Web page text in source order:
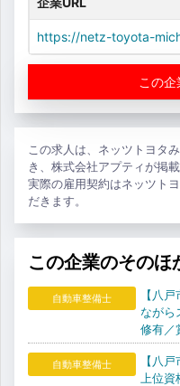
https://netz-toyota-
この
この求人は、ネッツトヨタ
き、株式会社アプティが掲載
実際の雇用契約はネッツト
だきます。
この企業のそのほ
自動車整備士
【八
ながら
修有／
自動車整備士
【八
上位